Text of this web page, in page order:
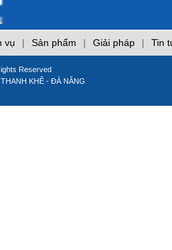
vụ | Sản phẩm | Giải pháp | Tin
Reserved
KHÊ - ĐÀ NẴNG